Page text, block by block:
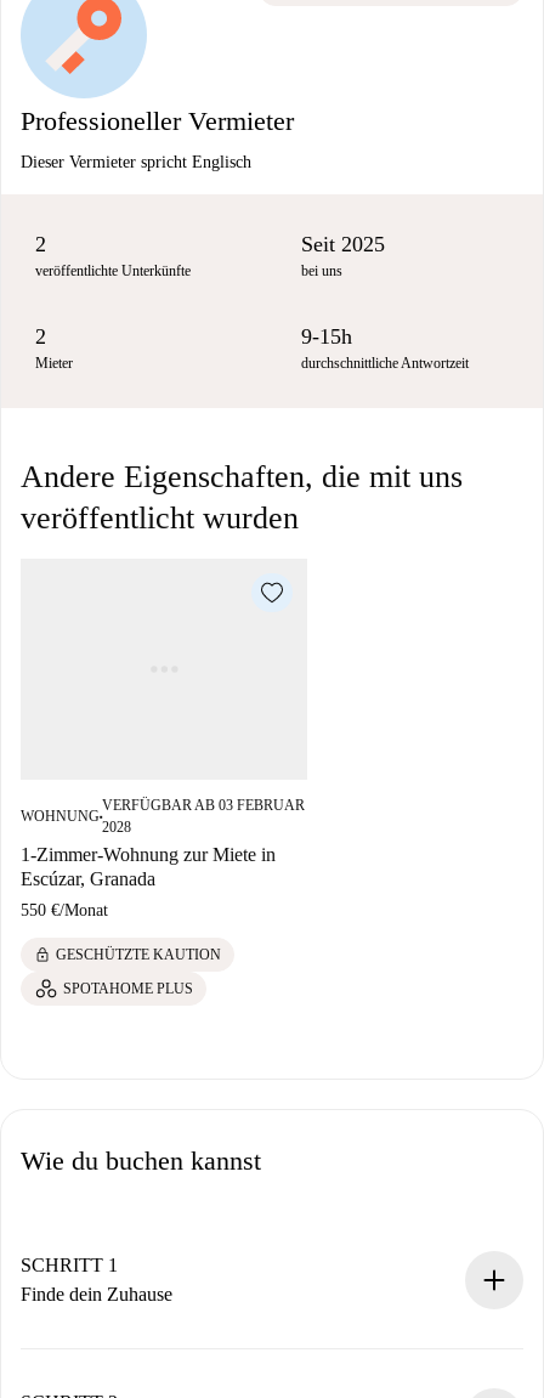
Professioneller Vermieter
Dieser Vermieter spricht Englisch
2
veröffentlichte Unterkünfte
Seit 2025
bei uns
2
Mieter
9-15h
durchschnittliche Antwortzeit
Andere Eigenschaften, die mit uns
veröffentlicht wurden
WOHNUNG■
VERFÜGBAR AB 03 FEBRUAR
2028
1-Zimmer-Wohnung zur Miete in
Escúzar, Granada
550 €/Monat
lock GESCHÜTZTE KAUTION
SPOTAHOME PLUS
Wie du buchen kannst
SCHRITT 1
Finde dein Zuhause